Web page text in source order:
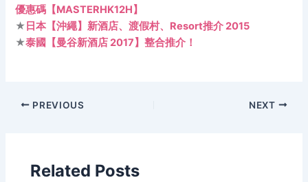
優惠碼【MASTERHK12H】
★ 日本【沖繩】新酒店、渡假村、Resort推介 2015
★泰國【曼谷新酒店 2017】整合推介！
PREVIOUS NEXT
Related Posts